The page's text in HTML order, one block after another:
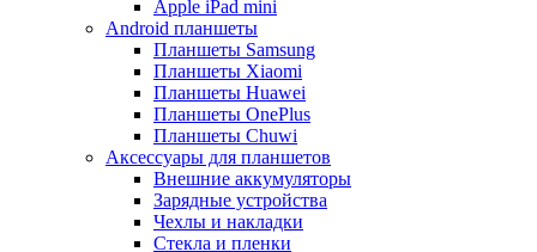
Apple iPad mini
Android планшеты
Планшеты Samsung
Планшеты Xiaomi
Планшеты Huawei
Планшеты OnePlus
Планшеты Chuwi
Аксессуары для планшетов
Внешние аккумуляторы
Зарядные устройства
Чехлы и накладки
Стекла и пленки